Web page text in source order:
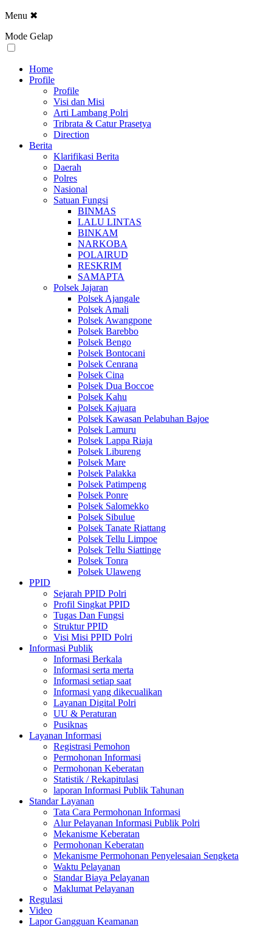
Menu ✖
Mode Gelap
Home
Profile
Profile
Visi dan Misi
Arti Lambang Polri
Tribrata & Catur Prasetya
Direction
Berita
Klarifikasi Berita
Daerah
Polres
Nasional
Satuan Fungsi
BINMAS
LALU LINTAS
BINKAM
NARKOBA
POLAIRUD
RESKRIM
SAMAPTA
Polsek Jajaran
Polsek Ajangale
Polsek Amali
Polsek Awangpone
Polsek Barebbo
Polsek Bengo
Polsek Bontocani
Polsek Cenrana
Polsek Cina
Polsek Dua Boccoe
Polsek Kahu
Polsek Kajuara
Polsek Kawasan Pelabuhan Bajoe
Polsek Lamuru
Polsek Lappa Riaja
Polsek Libureng
Polsek Mare
Polsek Palakka
Polsek Patimpeng
Polsek Ponre
Polsek Salomekko
Polsek Sibulue
Polsek Tanate Riattang
Polsek Tellu Limpoe
Polsek Tellu Siattinge
Polsek Tonra
Polsek Ulaweng
PPID
Sejarah PPID Polri
Profil Singkat PPID
Tugas Dan Fungsi
Struktur PPID
Visi Misi PPID Polri
Informasi Publik
Informasi Berkala
Informasi serta merta
Informasi setiap saat
Informasi yang dikecualikan
Layanan Digital Polri
UU & Peraturan
Pusiknas
Layanan Informasi
Registrasi Pemohon
Permohonan Informasi
Permohonan Keberatan
Statistik / Rekapitulasi
laporan Informasi Publik Tahunan
Standar Layanan
Tata Cara Permohonan Informasi
Alur Pelayanan Informasi Publik Polri
Mekanisme Keberatan
Permohonan Keberatan
Mekanisme Permohonan Penyelesaian Sengketa
Waktu Pelayanan
Standar Biaya Pelayanan
Maklumat Pelayanan
Regulasi
Video
Lapor Gangguan Keamanan